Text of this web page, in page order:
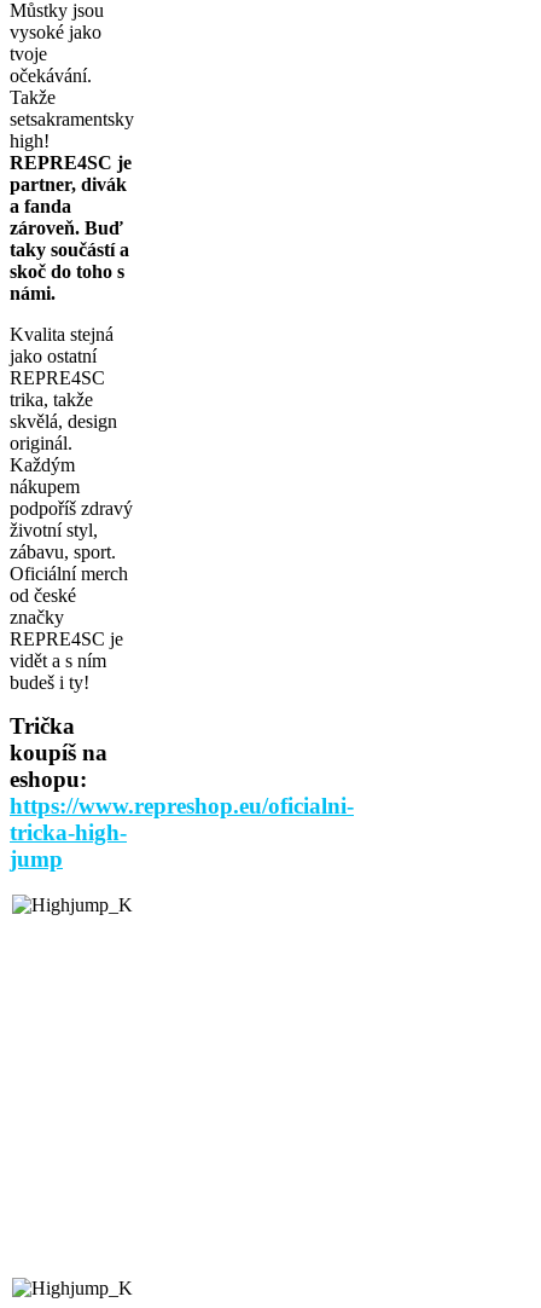
Můstky jsou
vysoké jako
tvoje
očekávání.
Takže
setsakramentsky
high!
REPRE4SC je
partner, divák
a fanda
zároveň. Buď
taky součástí a
skoč do toho s
námi.
Kvalita stejná
jako ostatní
REPRE4SC
trika, takže
skvělá, design
originál.
Každým
nákupem
podpoříš zdravý
životní styl,
zábavu, sport.
Oficiální merch
od české
značky
REPRE4SC je
vidět a s ním
budeš i ty!
Trička
koupíš na
eshopu:
https://www.represhop.eu/oficialni-
tricka-high-
jump